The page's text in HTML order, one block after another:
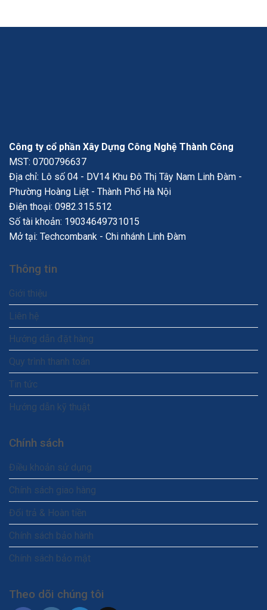
Công ty cổ phần Xây Dựng Công Nghệ Thành Công
MST: 0700796637
Địa chỉ: Lô số 04 - DV14 Khu Đô Thị Tây Nam Linh Đàm -
Phường Hoàng Liệt - Thành Phố Hà Nội
Điện thoại: 0982.315.512
Số tài khoản: 19034649731015
Mở tại: Techcombank - Chi nhánh Linh Đàm
Thông tin
Giới thiệu
Liên hệ
Hướng dẫn đặt hàng
Quy trình thanh toán
Tin tức
Hướng dẫn kỹ thuật
Chính sách
Điều khoản sử dụng
Chính sách giao hàng
Đổi trả & Hoàn tiền
Chính sách bảo hành
Chính sách bảo mật
Theo dõi chúng tôi